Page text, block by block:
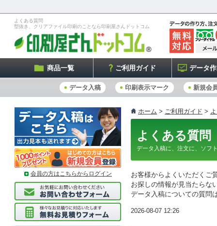
よくある質問
型抜き、クリアファイル印刷のことなら印刷屋さんドットコム
商品一覧 ご利用ガイド データ
データ入稿 印刷表示マーク 新規会
ホーム > ご利用ガイド >
よくある質問
データ入稿に、注文に、ソフ
お客様からよくいただくご
お探しの情報が見当たらな
データ入稿についての質問
2026-08-07 12:26
会員の方はこちらからログイン